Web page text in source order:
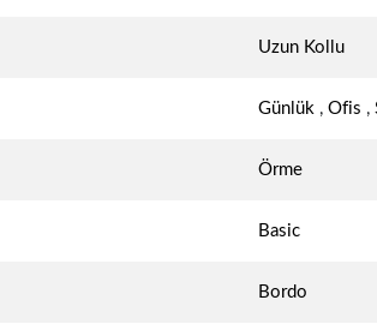
Uzun Kollu
Günlük ,Ofis ,
Örme
Basic
Bordo